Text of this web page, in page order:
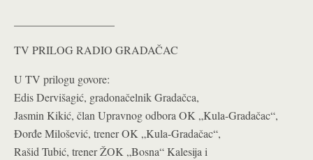
TV PRILOG RADIO GRADAČAC
U TV prilogu govore:
Edis Dervišagić, gradonačelnik Gradačca,
Jasmin Kikić, član Upravnog odbora OK „Kula-Gradačac“,
Đorđe Milošević, trener OK „Kula-Gradačac“,
Rašid Tubić, trener ŽOK „Bosna“ Kalesija i